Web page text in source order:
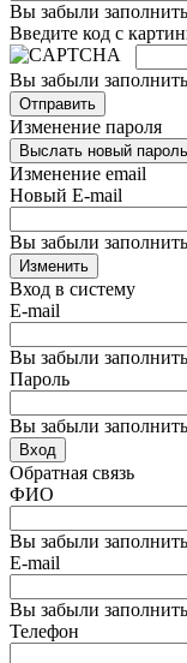
Вы забыли
Введите код с
Вы забыли
Отправить
Изменение пароля
Выслать новый пароль
Изменение email
Новый E-mail
Вы забыли
Изменить
Вход в систему
E-mail
Вы забыли
Пароль
Вы забыли
Вход
Обратная связь
ФИО
Вы забыли
E-mail
Вы забыли
Телефон